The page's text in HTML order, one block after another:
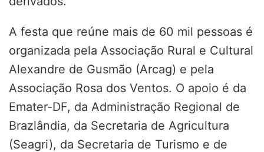
A festa que reúne mais de 60 mil pessoas é
organizada pela Associação Rural e Cultural
Alexandre de Gusmão (Arcag) e pela
Associação Rosa dos Ventos. O apoio é da
Emater-DF, da Administração Regional de
Brazlândia, da Secretaria de Agricultura
(Seagri), da Secretaria de Turismo e de